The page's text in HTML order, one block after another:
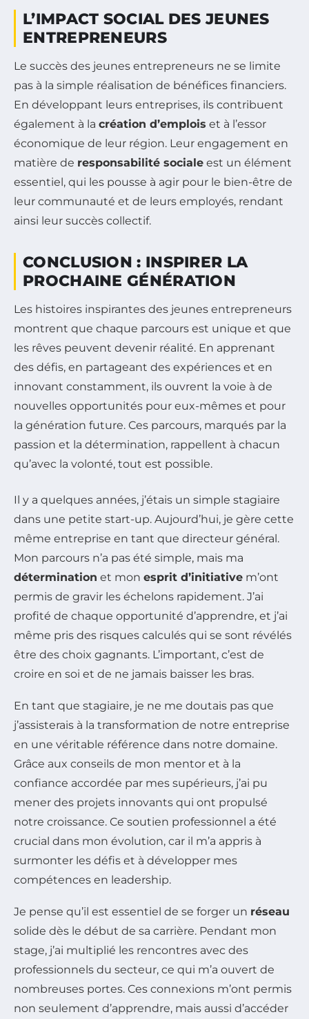
L’IMPACT SOCIAL DES JEUNES
ENTREPRENEURS
Le succès des jeunes entrepreneurs ne se limite
pas à la simple réalisation de bénéfices financiers.
En développant leurs entreprises, ils contribuent
également à la création d’emplois et à l’essor
économique de leur région. Leur engagement en
matière de responsabilité sociale est un élément
essentiel, qui les pousse à agir pour le bien-être de
leur communauté et de leurs employés, rendant
ainsi leur succès collectif.
CONCLUSION : INSPIRER LA
PROCHAINE GÉNÉRATION
Les histoires inspirantes des jeunes entrepreneurs
montrent que chaque parcours est unique et que
les rêves peuvent devenir réalité. En apprenant
des défis, en partageant des expériences et en
innovant constamment, ils ouvrent la voie à de
nouvelles opportunités pour eux-mêmes et pour
la génération future. Ces parcours, marqués par la
passion et la détermination, rappellent à chacun
qu’avec la volonté, tout est possible.
Il y a quelques années, j’étais un simple stagiaire
dans une petite start-up. Aujourd’hui, je gère cette
même entreprise en tant que directeur général.
Mon parcours n’a pas été simple, mais ma
détermination et mon esprit d’initiative m’ont
permis de gravir les échelons rapidement. J’ai
profité de chaque opportunité d’apprendre, et j’ai
même pris des risques calculés qui se sont révélés
être des choix gagnants. L’important, c’est de
croire en soi et de ne jamais baisser les bras.
En tant que stagiaire, je ne me doutais pas que
j’assisterais à la transformation de notre entreprise
en une véritable référence dans notre domaine.
Grâce aux conseils de mon mentor et à la
confiance accordée par mes supérieurs, j’ai pu
mener des projets innovants qui ont propulsé
notre croissance. Ce soutien professionnel a été
crucial dans mon évolution, car il m’a appris à
surmonter les défis et à développer mes
compétences en leadership.
Je pense qu’il est essentiel de se forger un réseau
solide dès le début de sa carrière. Pendant mon
stage, j’ai multiplié les rencontres avec des
professionnels du secteur, ce qui m’a ouvert de
nombreuses portes. Ces connexions m’ont permis
non seulement d’apprendre, mais aussi d’accéder